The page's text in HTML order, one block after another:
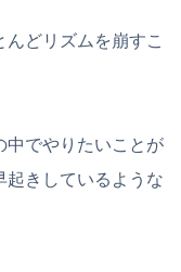
どリズムを崩すこ
中でやりたいことが
起きしているような